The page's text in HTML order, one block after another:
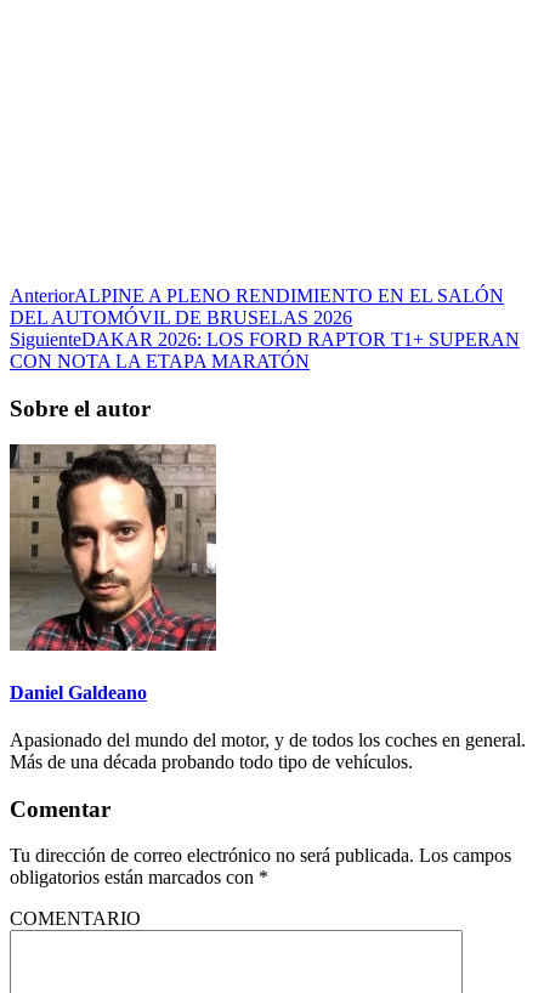
AnteriorALPINE A PLENO RENDIMIENTO EN EL SALÓN
DEL AUTOMÓVIL DE BRUSELAS 2026
SiguienteDAKAR 2026: LOS FORD RAPTOR T1+ SUPERAN
CON NOTA LA ETAPA MARATÓN
Sobre el autor
Daniel Galdeano
Apasionado del mundo del motor, y de todos los coches en general.
Más de una década probando todo tipo de vehículos.
Comentar
Tu dirección de correo electrónico no será publicada. Los campos
obligatorios están marcados con *
COMENTARIO